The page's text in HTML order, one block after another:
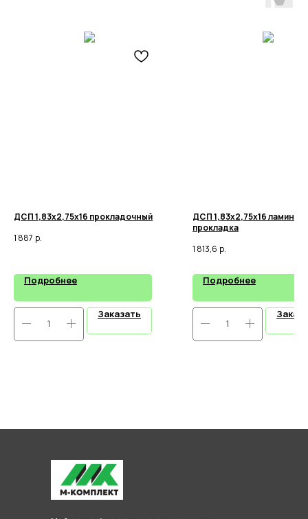
ДСП 1,83х2,75х16 прокладочный
1 887 р.
Подробнее
Заказать
ДСП 1,83х2,75х16
прокладка
1 813,6 р.
Подробнее